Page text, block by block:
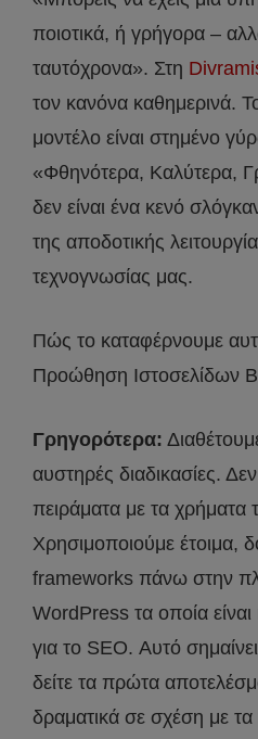
ποιοτικά, ή γρήγορα –
ταυτόχρονα». Στη
τον κανόνα καθημερινά.
μοντέλο είναι στημένο
«Φθηνότερα, Καλύτερα,
δεν είναι ένα κενό
της αποδοτικής
τεχνογνωσίας μας.
Πώς το καταφέρνουμε
Προώθηση Ιστοσελίδων
Γρηγορότερα:
αυστηρές διαδικασίες.
πειράματα με τα
Χρησιμοποιούμε έτοιμα,
frameworks πάνω στην
WordPress τα οποία
για το SEO. Αυτό
δείτε τα πρώτα
δραματικά σε σχέση με